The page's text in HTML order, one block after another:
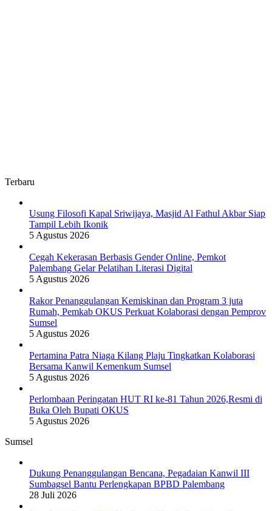
Terbaru
Usung Filosofi Kapal Sriwijaya, Masjid Al Fathul Akbar Siap
Tampil Lebih Ikonik
5 Agustus 2026
Cegah Kekerasan Berbasis Gender Online, Pemkot
Palembang Gelar Pelatihan Literasi Digital
5 Agustus 2026
Rakor Penanggulangan Kemiskinan dan Program 3 juta
Rumah, Pemkab OKUS Perkuat Kolaborasi dengan Pemprov
Sumsel
5 Agustus 2026
Pertamina Patra Niaga Kilang Plaju Tingkatkan Kolaborasi
Bersama Kanwil Kemenkum Sumsel
5 Agustus 2026
Perlombaan Peringatan HUT RI ke-81 Tahun 2026,Resmi di
Buka Oleh Bupati OKUS
5 Agustus 2026
Sumsel
Dukung Penanggulangan Bencana, Pegadaian Kanwil III
Sumbagsel Bantu Perlengkapan BPBD Palembang
28 Juli 2026